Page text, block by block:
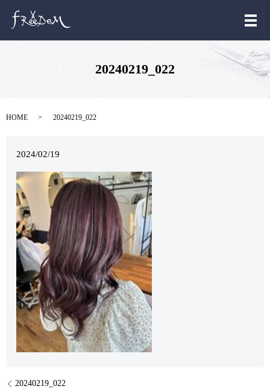
メ
20240219_022
HOME 20240219_022
2024/02/19
20240219_022